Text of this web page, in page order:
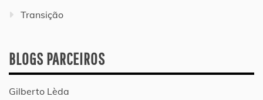
Transição
BLOGS PARCEIROS
Gilberto Lèda